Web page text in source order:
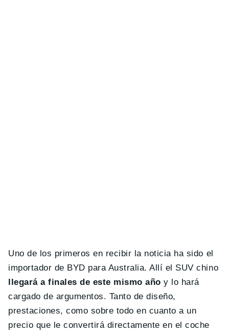
Uno de los primeros en recibir la noticia ha sido el
importador de BYD para Australia. Allí el SUV chino
llegará a finales de este mismo año y lo hará
cargado de argumentos. Tanto de diseño,
prestaciones, como sobre todo en cuanto a un
precio que le convertirá directamente en el coche